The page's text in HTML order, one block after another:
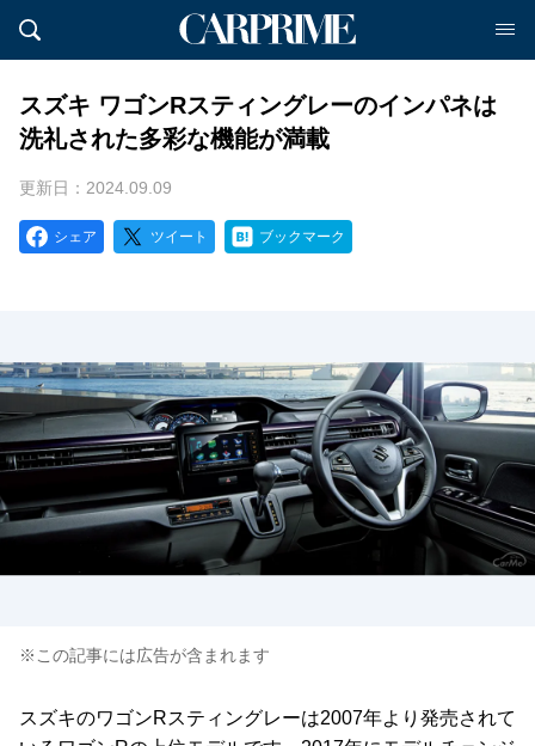
スズキ ワゴンRスティングレーのインパネは
洗礼された多彩な機能が満載
更新日：2024.09.09
シェア ツイート ブックマーク
※この記事には広告が含まれます
スズキのワゴンRスティングレーは2007年より発売されて